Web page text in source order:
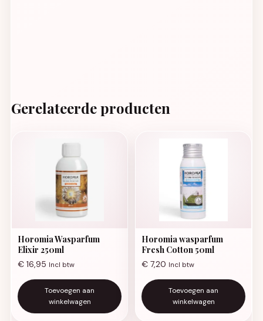
Gerelateerde producten
Horomia Wasparfum
Elixir 250ml
€ 16,95 Incl btw
Toevoegen aan
winkelwagen
Horomia wasparfum
Fresh Cotton 50ml
€ 7,20 Incl btw
Toevoegen aan
winkelwagen